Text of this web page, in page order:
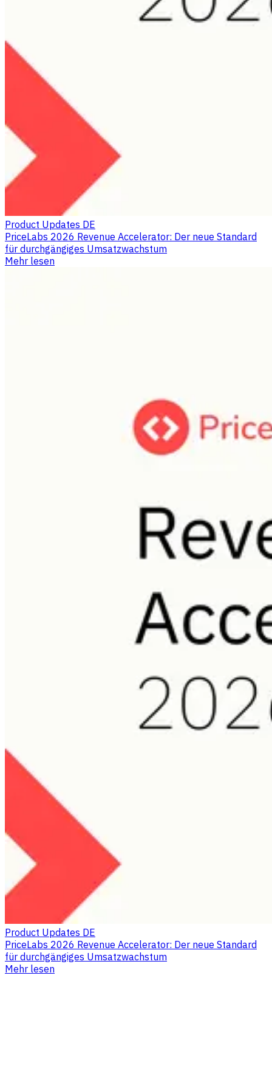
Product Updates DE
PriceLabs 2026 Revenue Accelerator: Der neue Standard
für durchgängiges Umsatzwachstum
Mehr lesen
Product Updates DE
PriceLabs 2026 Revenue Accelerator: Der neue Standard
für durchgängiges Umsatzwachstum
Mehr lesen